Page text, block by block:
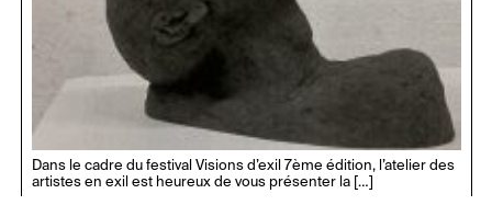
Dans le cadre du festival Visions d’exil 7ème édition, l’atelier des
artistes en exil est heureux de vous présenter la […]